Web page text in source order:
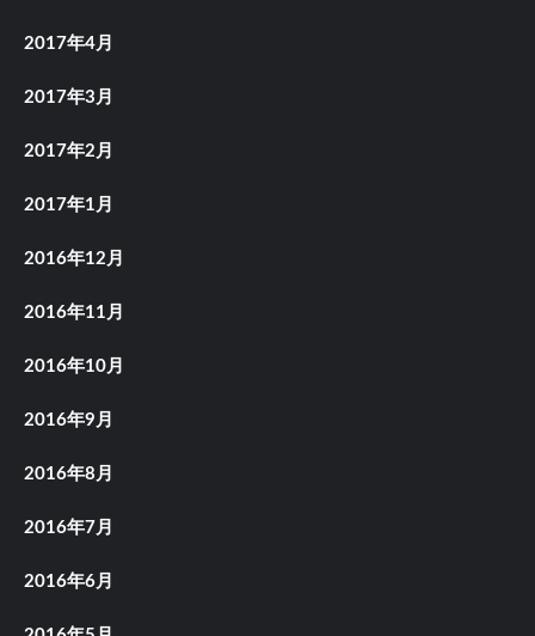
2017年4月
2017年3月
2017年2月
2017年1月
2016年12月
2016年11月
2016年10月
2016年9月
2016年8月
2016年7月
2016年6月